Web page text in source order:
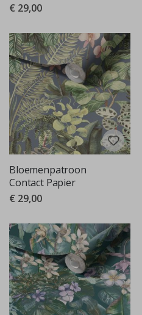
€ 29,00
Bloemenpatroon
Contact Papier
€ 29,00